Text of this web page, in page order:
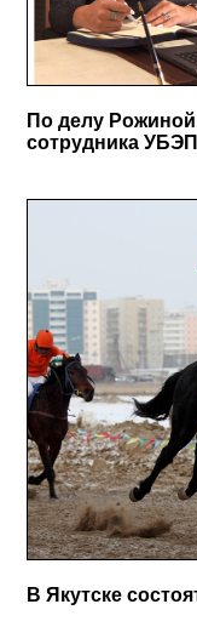
По делу
сотрудника
В Якутске